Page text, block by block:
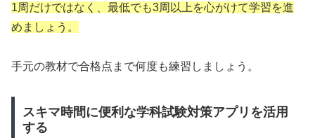
1周だけではなく、最低でも3周以上を心がけて学習を進
めましょう。
手元の教材で合格点まで何度も練習しましょう。
スキマ時間に便利な学科試験対策アプリを活用
する